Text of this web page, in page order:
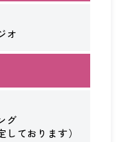
オ
グ
しております）